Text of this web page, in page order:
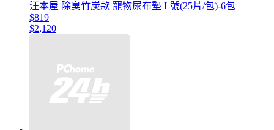
汪本屋 除臭竹炭款 寵物尿布墊 L號(25片/包)-6包
$819
$2,120